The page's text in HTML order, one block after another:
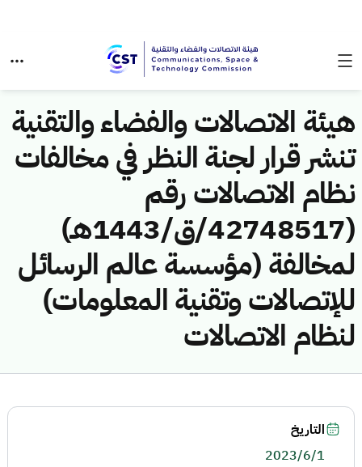
هيئة الاتصالات والفضاء والتقنية
تنشر قرار لجنة النظر في مخالفات
نظام الاتصالات رقم
(42748517/ق/1443هـ)
لمخالفة (مؤسسة عالم الرسائل
للإتصالات وتقنية المعلومات)
لنظام الاتصالات
التاريخ
2023/6/1